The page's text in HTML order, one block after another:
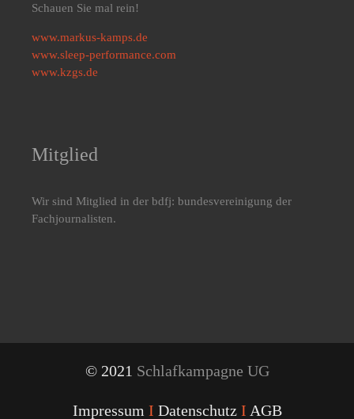
Schauen Sie mal rein!
www.markus-kamps.de
www.sleep-performance.com
www.kzgs.de
Mitglied
Wir sind Mitglied in der bdfj: bundesvereinigung der
Fachjournalisten.
© 2021 Schlafkampagne UG
Impressum I Datenschutz I AGB